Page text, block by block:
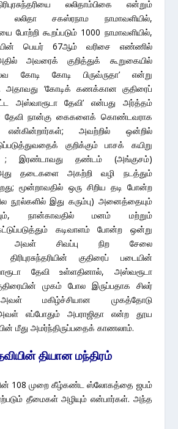
லலிதாம்பிகை என்றும்
லலிதா சகஸ்ரநாம நாமாவளியில்,
போற்றி கூறப்படும் 1000 நாமாவளியில்,
பெயர் 67ஆம் வரிசை எண்ணில்
அவரைக் குறித்துக் கூறுகையில்
கோடி கோடி பிருவ்ருதா’ என்று
அதாவது ‘கோடிக் கணக்கான குதிரைப்
அஸ்வாரூடா தேவி’ என்பது அர்த்தம்
தேவி நான்கு கைகளைக் கொண்டவராக
என்கின்றார்கள்; அவற்றில் ஒன்றில்
குறிக்கும் பாசக் கயிறு
; இரண்டாவது தண்டம் (அங்குசம்)
அது தடைகளை அகற்றி வழி நடத்தும்
மூன்றாவதில் ஒரு சிறிய தடி போன்ற
நூல்களில் இது கரும்பு) அனைத்தையும்
நான்காவதில் மனம் மற்றும்
கடிவாளம் போன்ற ஒன்று
அவள் சிவப்பு நிற சேலை
திரிபுரசுந்தரியின் குதிரைப் படையின்
தேவி உள்ளதினால், அஸ்வரூடா
முகம் போல இருப்பதாக சிலர்
அவள் மகிழ்ச்சியான முகத்தோடு
அவள் எப்போதும் அபராஜிதா என்ற தூய
மீது அமர்ந்திருப்பதைக் காணலாம்.
தியான மந்திரம்
பின் 108 முறை கீழ்கண்ட ஸ்லோகத்தை ஜபம்
தீமைகள் அழியும் என்பார்கள். அந்த